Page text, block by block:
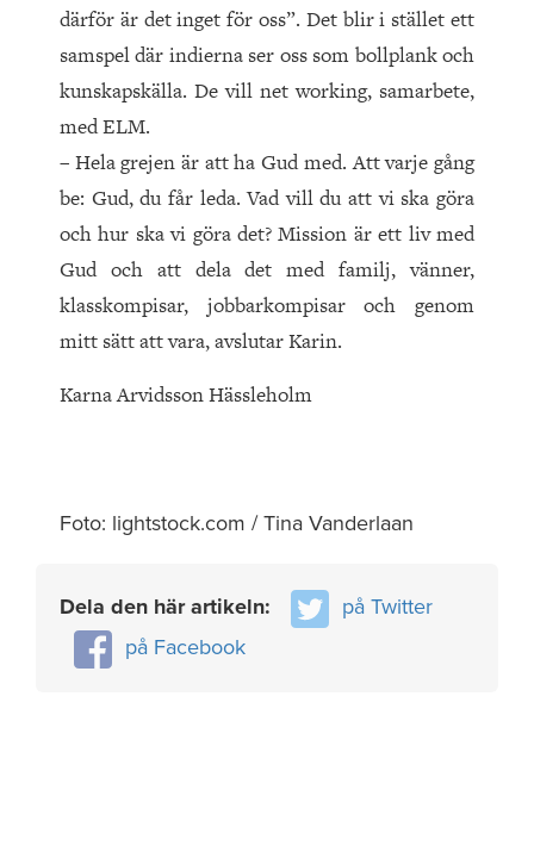
därför är det inget för oss”. Det blir i stället ett
samspel där indierna ser oss som bollplank och
kunskapskälla. De vill net working, samarbete,
med ELM.
– Hela grejen är att ha Gud med. Att varje gång
be: Gud, du får leda. Vad vill du att vi ska göra
och hur ska vi göra det? Mission är ett liv med
Gud och att dela det med familj, vänner,
klasskompisar, jobbarkompisar och genom
mitt sätt att vara, avslutar Karin.
Karna Arvidsson Hässleholm
Foto: lightstock.com / Tina Vanderlaan
Dela den här artikeln:
på Twitter
på Facebook